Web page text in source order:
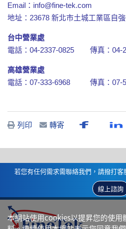
Email： info@fine-tek.com
地址：23678 新北市土城工業區自
台中營業處
電話：04-2337-0825 傳真：04-
高雄營業處
電話：07-333-6968 傳真：07-
列印 轉寄
若您有任何需求需聯絡我們，請撥打
線上諮詢
本網站使用cookies以提昇您的使用